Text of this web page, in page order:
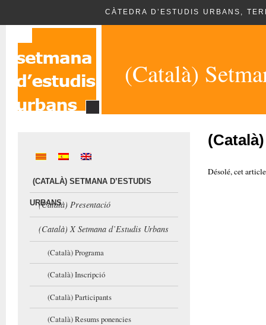
CÀTEDRA D’ESTUDIS URBANS,
(Català)
Désolé, cet
(CATALÀ) SETMANA D’ESTUDIS
URBANS
(Català) Presentació
(Català) X Setmana d’Estudis Urbans
(Català) Programa
(Català) Inscripció
(Català) Participants
(Català) Resums ponencies